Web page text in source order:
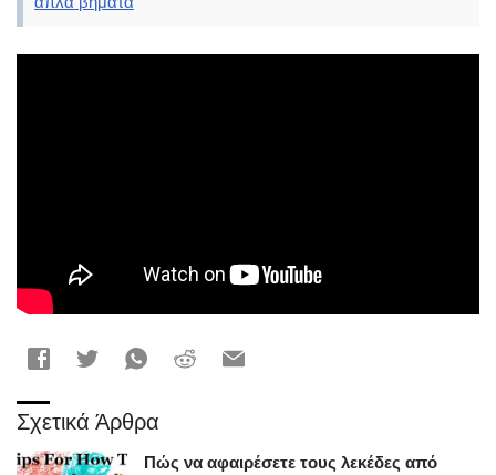
Σχετικά Άρθρα
Πώς να αφαιρέσετε τους λεκέδες από